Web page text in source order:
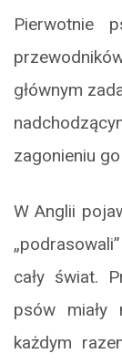
Pierwotnie
głównym
zagonieniu
W Anglii
cały świat.
psów miały
każdym